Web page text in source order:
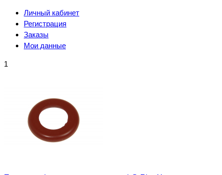
Личный кабинет
Регистрация
Заказы
Мои данные
1